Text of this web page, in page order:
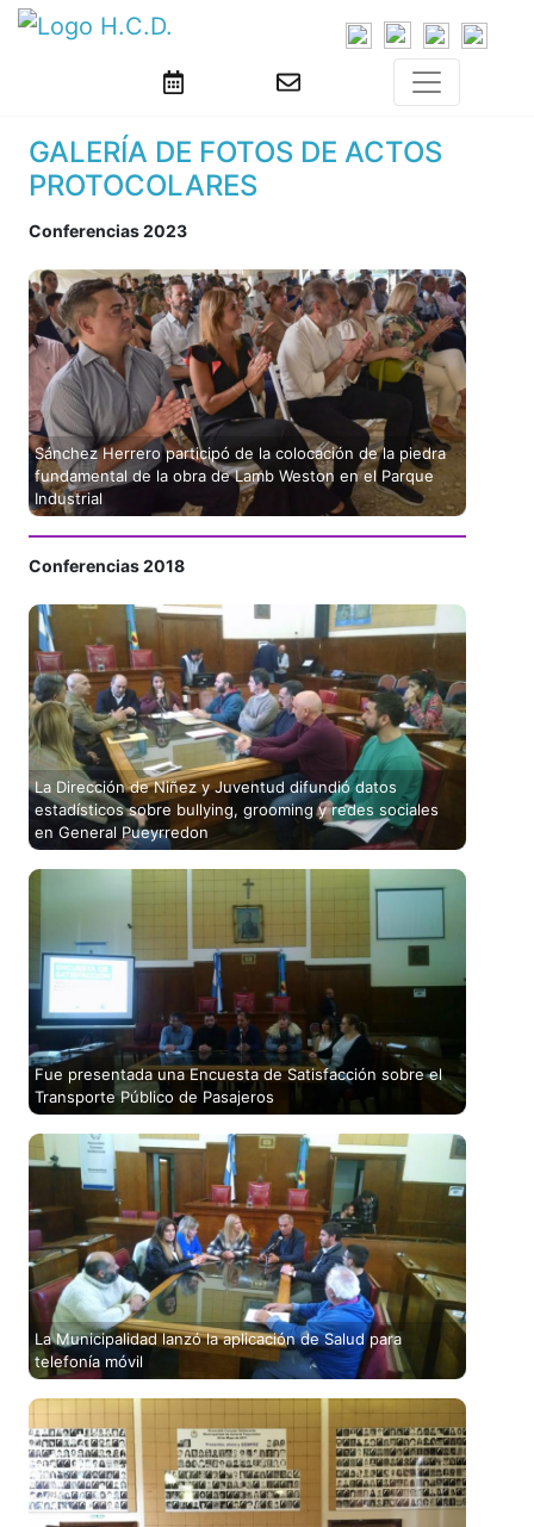
GALERÍA DE FOTOS DE ACTOS
PROTOCOLARES
Conferencias 2023
Sánchez Herrero participó de la colocación de la piedra
fundamental de la obra de Lamb Weston en el Parque
Industrial
Conferencias 2018
La Dirección de Niñez y Juventud difundió datos
estadísticos sobre bullying, grooming y redes sociales
en General Pueyrredon
Fue presentada una Encuesta de Satisfacción sobre el
Transporte Público de Pasajeros
La Municipalidad lanzó la aplicación de Salud para
telefonía móvil